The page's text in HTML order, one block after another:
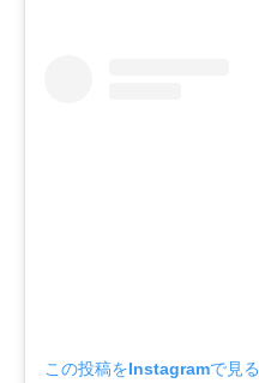
この投稿をInstagramで見る